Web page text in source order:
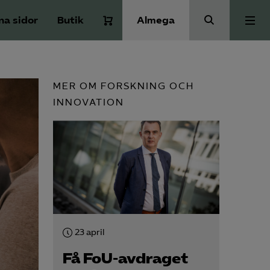
sidor Butik Almega
Kontakt
Kollektivavtal och försäkringar
Aktuellt
Påverkansarbete
MER OM FORSKNING OCH
INNOVATION
23 april
Få FoU-avdraget